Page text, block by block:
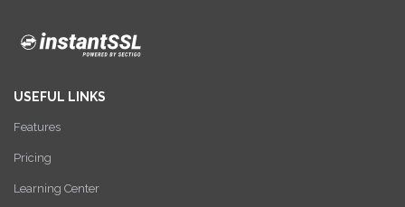
USEFUL LINKS
Features
Pricing
Learning Center